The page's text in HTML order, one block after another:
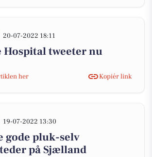
20-07-2022 18:11
tweeter nu
her Kopiér link
19-07-2022 13:30
gode pluk-selv
på Sjælland